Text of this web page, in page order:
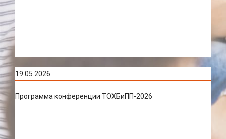
19.05.2026
Программа конференции ТОХБиПП-2026